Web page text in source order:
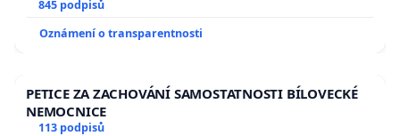
845 podpisů
Oznámení o transparentnosti
PETICE ZA ZACHOVÁNÍ SAMOSTATNOSTI BÍLOVECKÉ
NEMOCNICE
113 podpisů